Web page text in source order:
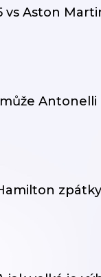
vs Aston